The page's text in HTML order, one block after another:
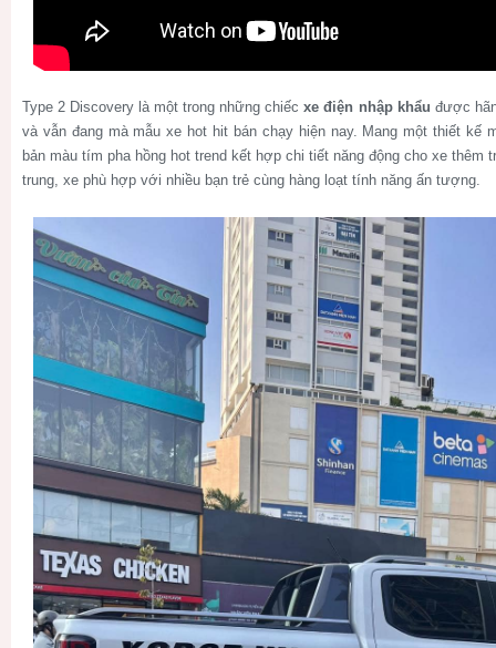
Type 2 Discovery là một trong những chiếcxe điện nhập khẩu được
và vẫn đang mà mẫu xe hot hit bán chạy hiện nay. Mang một thiết kế
bản màu tím pha hồng hot trend kết hợp chi tiết năng động cho xe thêm
trung, xe phù hợp với nhiều bạn trẻ cùng hàng loạt tính năng ấn tượng.